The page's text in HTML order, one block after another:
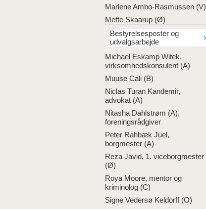
Marlene Ambo-Rasmussen (V)
Mette Skaarup (Ø)
Bestyrelsesposter og
udvalgsarbejde
Michael Eskamp Witek,
virksomhedskonsulent (A)
Muuse Cali (B)
Niclas Turan Kandemir,
advokat (A)
Nitasha Dahlstrøm (A),
foreningsrådgiver
Peter Rahbæk Juel,
borgmester (A)
Reza Javid, 1. viceborgmester
(Ø)
Roya Moore, mentor og
kriminolog (C)
Signe Vedersø Keldorff (O)